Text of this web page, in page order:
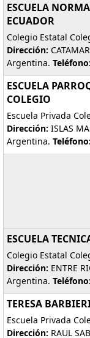
ESCUELA
ECUADOR
Colegio Estatal
Dirección:
Argentina. Teléfono:
ESCUELA
COLEGIO
Escuela Privada
Dirección: ISLAS
Argentina. Teléfono:
ESCUELA
Colegio Estatal
Dirección: ENTRE
Argentina. Teléfono:
TERESA
Escuela Privada
Dirección: RAUL